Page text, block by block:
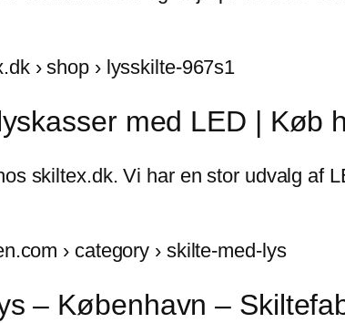
› shop › lysskilte-967s1
med LED | Køb
skiltex.dk. Vi har en stor udvalg af
› category › skilte-med-lys
– København –